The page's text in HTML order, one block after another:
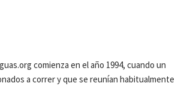
comienza en el año 1994, cuando un
a correr y que se reunían habitualmente